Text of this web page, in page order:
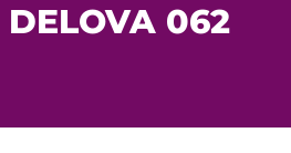
DELOVA 062